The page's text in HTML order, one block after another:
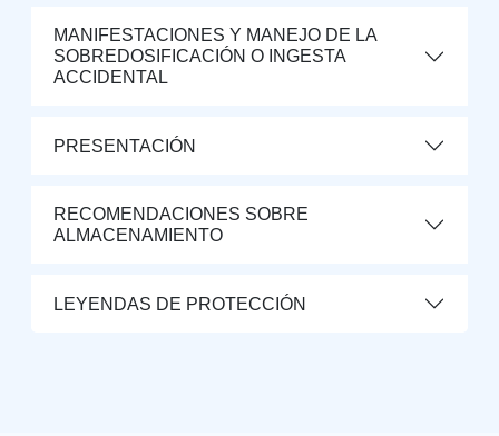
MANIFESTACIONES Y MANEJO DE LA
SOBREDOSIFICACIÓN O INGESTA
ACCIDENTAL
PRESENTACIÓN
RECOMENDACIONES SOBRE
ALMACENAMIENTO
LEYENDAS DE PROTECCIÓN